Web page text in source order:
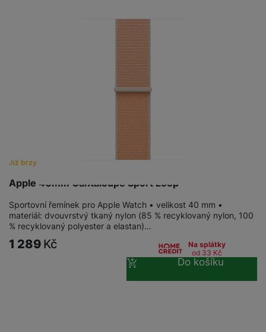
Apple 40mm Cantaloupe Sport Loop
Již brzy
Sportovní řemínek pro Apple Watch • velikost 40 mm •
materiál: dvouvrstvý tkaný nylon (85 % recyklovaný nylon, 100
% recyklovaný polyester a elastan)…
1 289 Kč
Na splátky
od 33 Kč
Do košíku